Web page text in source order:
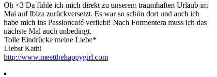
Oh <3 Da fühle ich mich direkt zu unserem traumhaften Urlaub im
Mai auf Ibiza zurückversetzt. Es war so schön dort und auch ich
habe mich ins Passioncafé verliebt! Nach Formentera muss ich das
nächste Mal auch unbedingt.
Tolle Eindrücke meine Liebe*
Liebst Kathi
http://www.meetthehappygirl.com